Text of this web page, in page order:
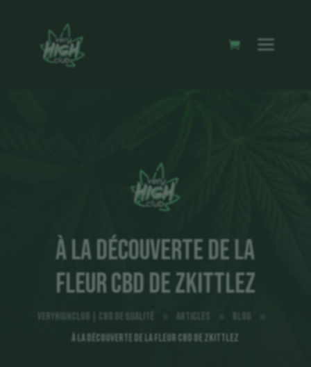
À la Découverte de la
fleur cbd de Zkittlez
VeryHighClub | CBD de qualité
À la Découverte de la fleur cbd de Zkittlez